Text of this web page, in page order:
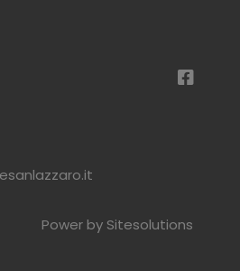
Power by Sitesolutions